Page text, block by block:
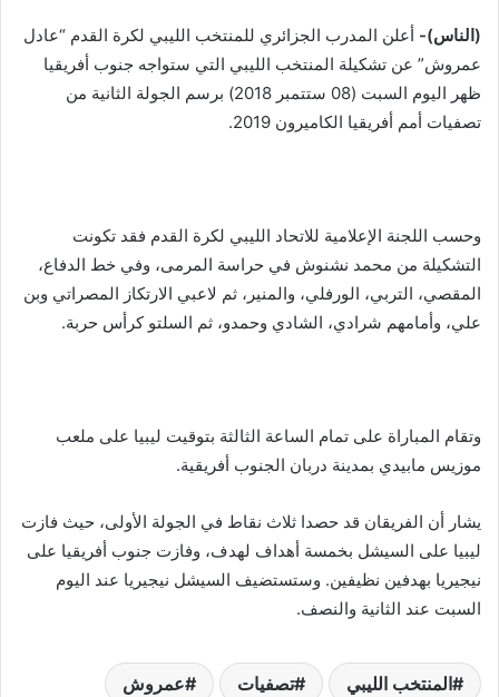
(الناس)- أعلن المدرب الجزائري للمنتخب الليبي لكرة القدم “عادل
عمروش” عن تشكيلة المنتخب الليبي التي ستواجه جنوب أفريقيا
ظهر اليوم السبت (08 ستتمبر 2018) برسم الجولة الثانية من
تصفيات أمم أفريقيا الكاميرون 2019.
وحسب اللجنة الإعلامية للاتحاد الليبي لكرة القدم فقد تكونت
التشكيلة من محمد نشنوش في حراسة المرمى، وفي خط الدفاع،
المقصي، التربي، الورفلي، والمنير، ثم لاعبي الارتكاز المصراتي وبن
علي، وأمامهم شرادي، الشادي وحمدو، ثم السلتو كرأس حربة.
وتقام المباراة على تمام الساعة الثالثة بتوقيت ليبيا على ملعب
موزيس مابيدي بمدينة دربان الجنوب أفريقية.
يشار أن الفريقان قد حصدا ثلاث نقاط في الجولة الأولى، حيث فازت
ليبيا على السيشل بخمسة أهداف لهدف، وفازت جنوب أفريقيا على
نيجيريا بهدفين نظيفين. وستستضيف السيشل نيجيريا عند اليوم
السبت عند الثانية والنصف.
المنتخب الليبي تصفيات عمروش